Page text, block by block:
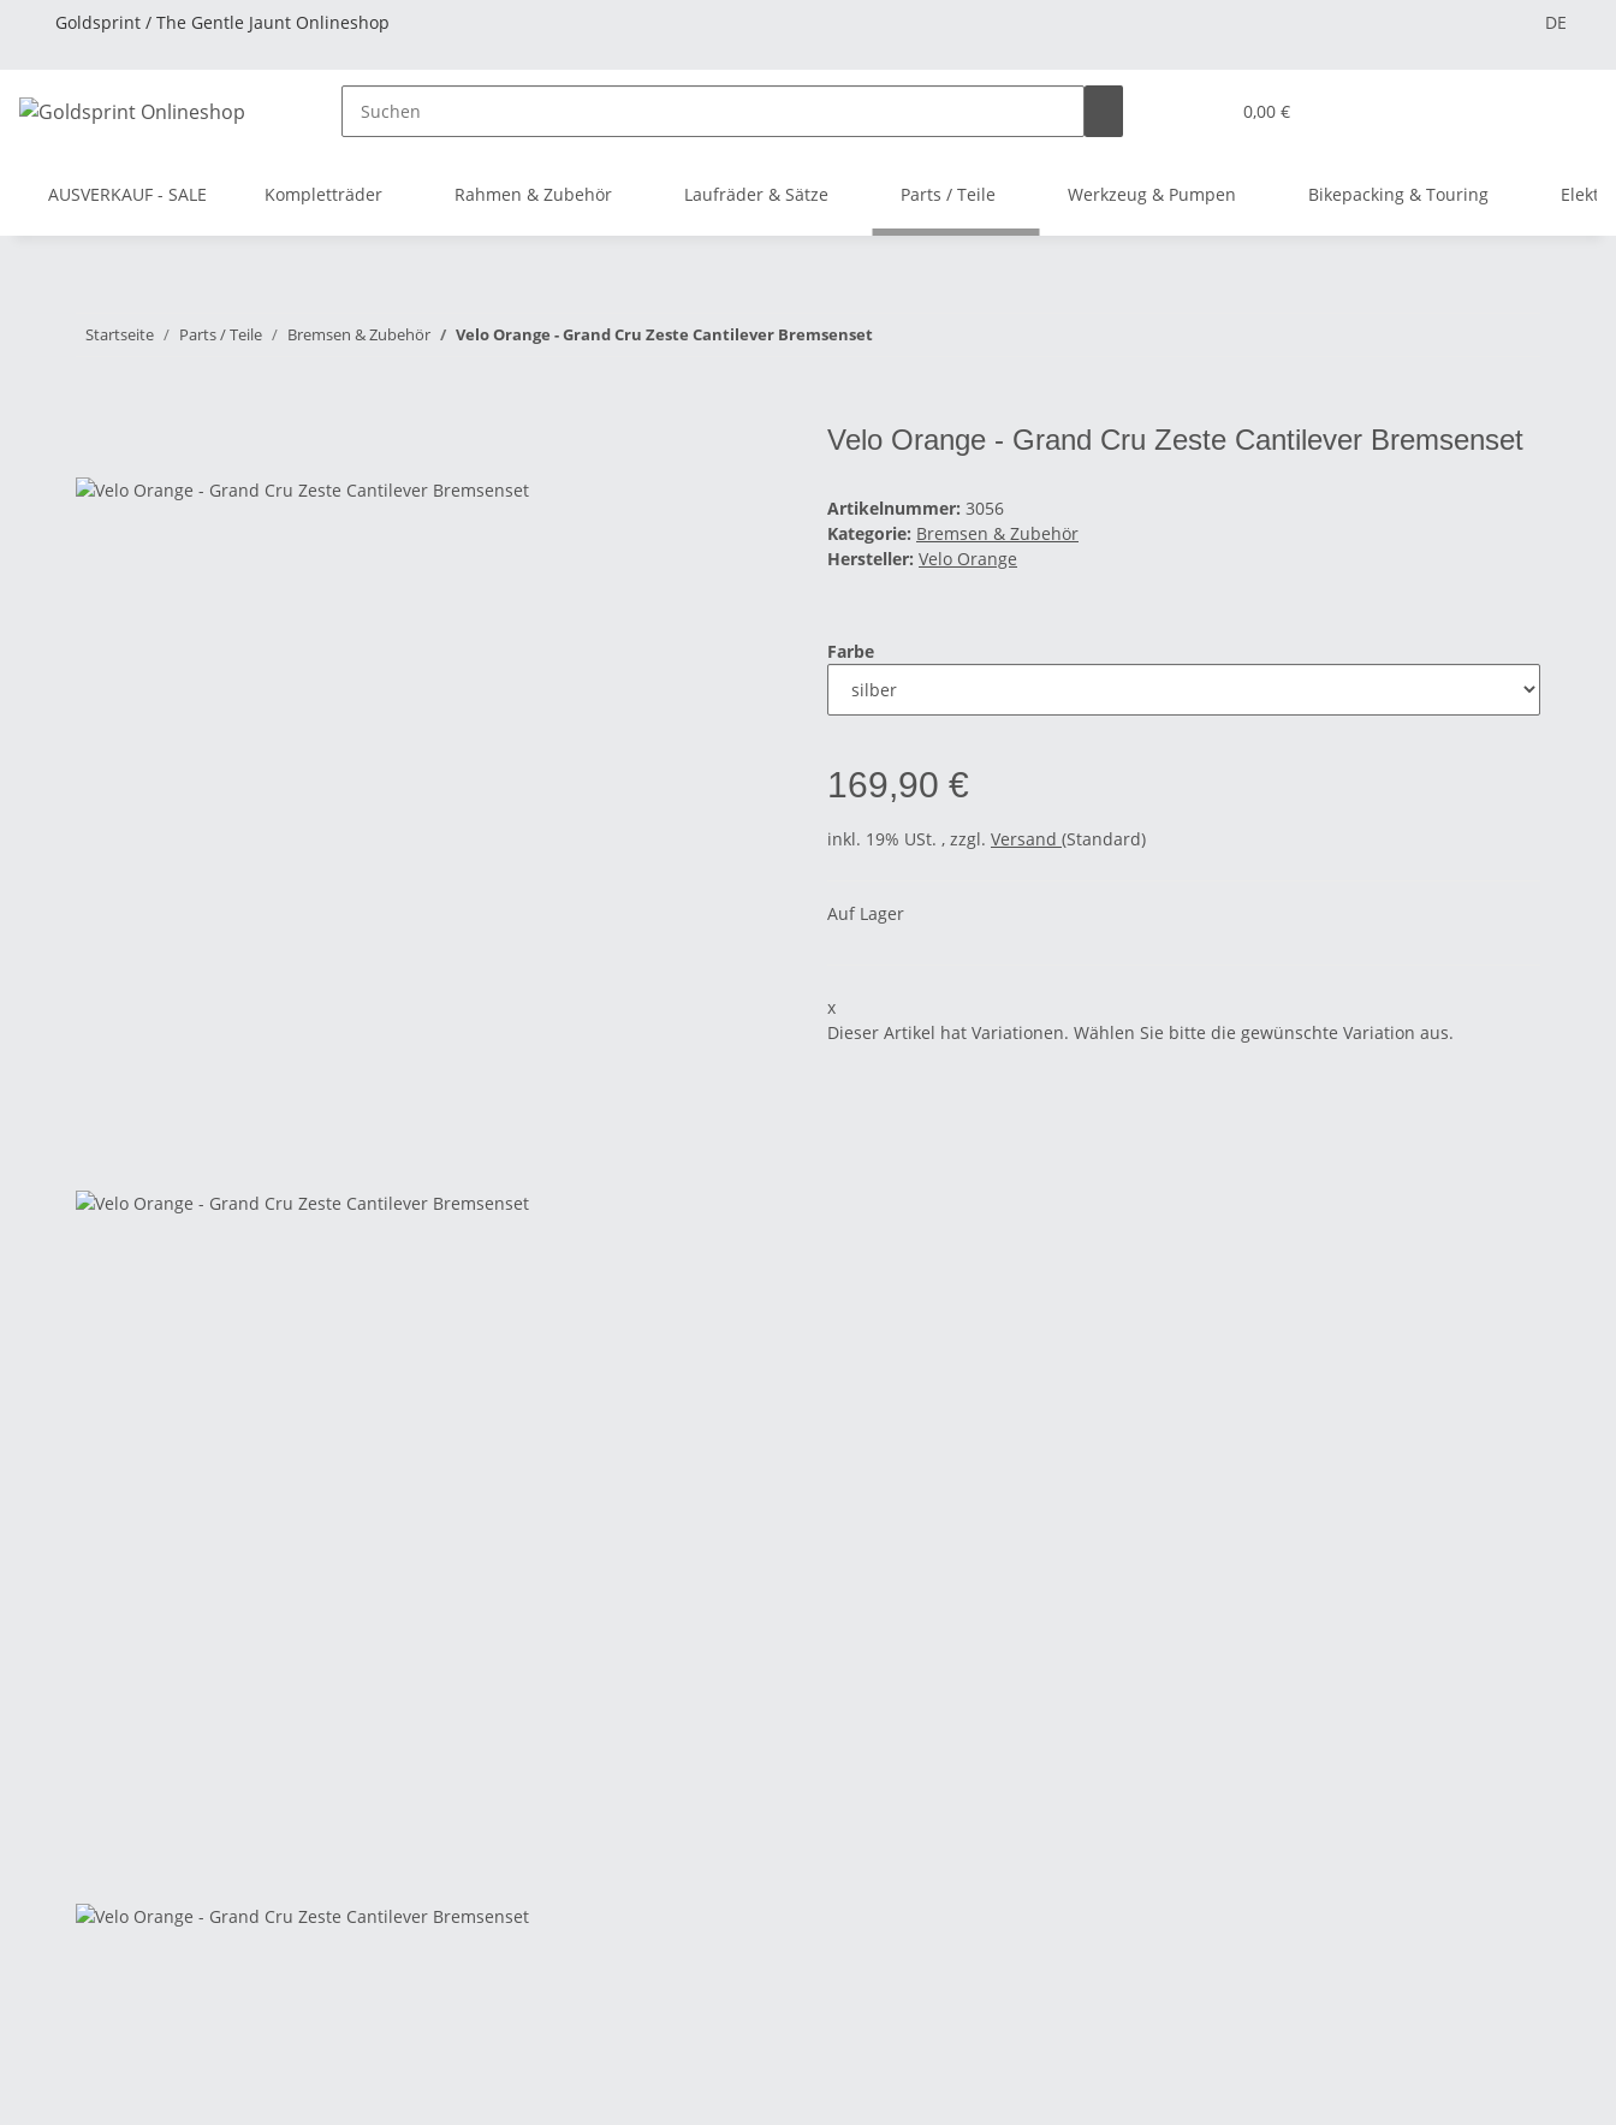
DE
Goldsprint / The Gentle Jaunt Onlineshop
0,00 €
AUSVERKAUF - SALE Kompletträder Rahmen & Zubehör Laufräder & Sätze Parts / Teile Werkzeug & Pumpen Bikepacking & Touring
Startseite Parts / Teile Bremsen & Zubehör Velo Orange - Grand Cru Zeste Cantilever Bremsenset
Velo Orange - Grand Cru Zeste Cantilever Bremsenset
Artikelnummer: 3056
Kategorie: Bremsen & Zubehör
Hersteller: Velo Orange
Farbe
169,90 €
inkl. 19% USt. , zzgl. Versand (Standard)
Auf Lager
x
Dieser Artikel hat Variationen. Wählen Sie bitte die gewünschte Variation aus.